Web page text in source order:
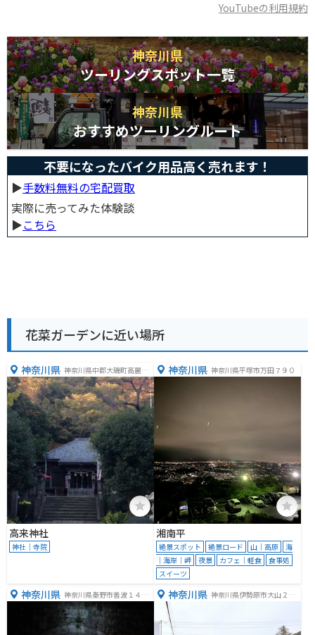
YouTubeの利用規約
神奈川県
ツーリングスポット一覧
神奈川県
おすすめツーリングルート
不要になったバイク用品高く売れます！
▶︎手数料無料の宅配買取
実際に売ってみた体験談
▶︎こちら
花菜ガーデンに近い場所
神奈川県 神奈川県中郡大磯町高麗２
丁目９−４７
高来神社
神社｜寺院
神奈川県 神奈川県平塚市万田７９０
湘南平
絶景スポット 絶景ロード 山｜高原
海
｜海岸｜岬
夜景 カフェ｜軽食
食事処
スイーツ
神奈川県 神奈川県秦野市善波１４５
５
神奈川県 神奈川県伊勢原市大山２５